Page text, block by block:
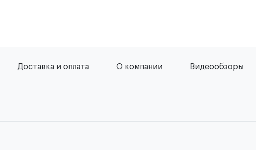
Доставка и оплата О компании Видеообзоры